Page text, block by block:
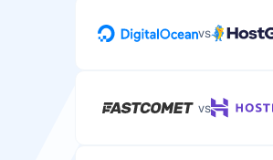
vs
vs